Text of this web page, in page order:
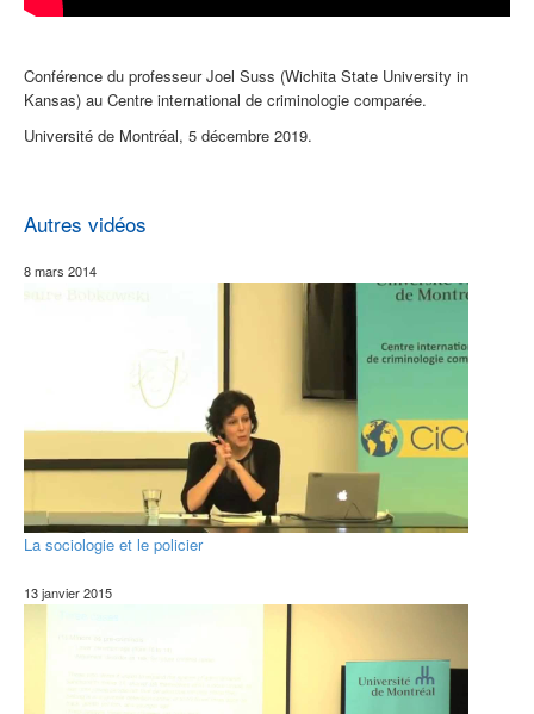
Conférence du professeur Joel Suss (Wichita State University in
Kansas) au Centre international de criminologie comparée.
Université de Montréal, 5 décembre 2019.
Autres vidéos
8 mars 2014
La sociologie et le policier
13 janvier 2015